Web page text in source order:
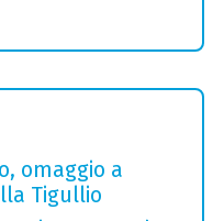
omaggio a
Tigullio